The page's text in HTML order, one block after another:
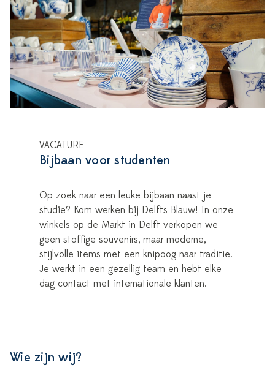
VACATURE
Bijbaan voor studenten
Op zoek naar een leuke bijbaan naast je
studie? Kom werken bij Delfts Blauw! In onze
winkels op de Markt in Delft verkopen we
geen stoffige souvenirs, maar moderne,
stijlvolle items met een knipoog naar traditie.
Je werkt in een gezellig team en hebt elke
dag contact met internationale klanten.
Wie zijn wij?